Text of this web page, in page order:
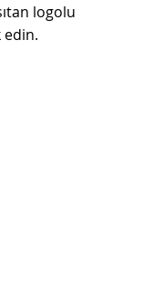
logolu